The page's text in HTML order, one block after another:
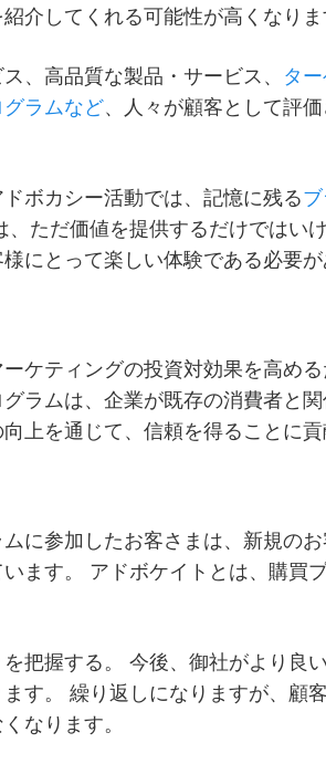
介してくれる可能性が高くなりま
、高品質な製品・サービス、 タ
ラムなど、人々が顧客として評
ボカシー活動では、記憶に残る
、ただ価値を提供するだけではい
にとって楽しい体験である必要が
ーケティングの投資対効果を高め
ラムは、企業が既存の消費者と
向上を通じて、信頼を得ることに貢
に参加したお客さまは、新規の
ます。 アドボケイトとは、購買
把握する。 今後、御社がより良い
す。 繰り返しになりますが、顧
なります。